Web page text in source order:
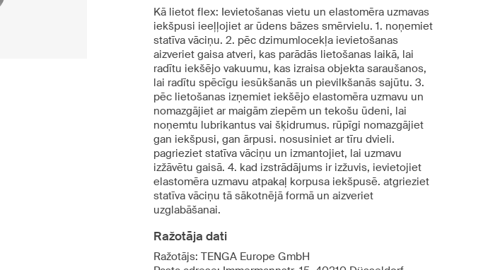
Kā lietot flex: Ievietošanas vietu un elastomēra uzmavas
iekšpusi ieeļļojiet ar ūdens bāzes smērvielu. 1. noņemiet
statīva vāciņu. 2. pēc dzimumlocekļa ievietošanas
aizveriet gaisa atveri, kas parādās lietošanas laikā, lai
radītu iekšējo vakuumu, kas izraisa objekta saraušanos,
lai radītu spēcīgu iesūkšanās un pievilkšanās sajūtu. 3.
pēc lietošanas izņemiet iekšējo elastomēra uzmavu un
nomazgājiet ar maigām ziepēm un tekošu ūdeni, lai
noņemtu lubrikantus vai šķidrumus. rūpīgi nomazgājiet
gan iekšpusi, gan ārpusi. nosusiniet ar tīru dvieli.
pagrieziet statīva vāciņu un izmantojiet, lai uzmavu
izžāvētu gaisā. 4. kad izstrādājums ir izžuvis, ievietojiet
elastomēra uzmavu atpakaļ korpusa iekšpusē. atgrieziet
statīva vāciņu tā sākotnējā formā un aizveriet
uzglabāšanai.
Ražotāja dati
Ražotājs: TENGA Europe GmbH